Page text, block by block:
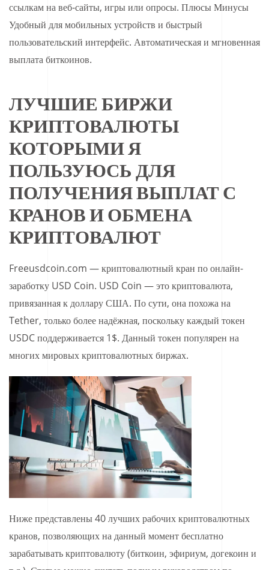
ссылкам на веб-сайты, игры или опросы. Плюсы Минусы
Удобный для мобильных устройств и быстрый
пользовательский интерфейс. Автоматическая и мгновенная
выплата биткоинов.
ЛУЧШИЕ БИРЖИ
КРИПТОВАЛЮТЫ
КОТОРЫМИ Я
ПОЛЬЗУЮСЬ ДЛЯ
ПОЛУЧЕНИЯ ВЫПЛАТ С
КРАНОВ И ОБМЕНА
КРИПТОВАЛЮТ​
Freeusdcoin.com — криптовалютный кран по онлайн-
заработку USD Coin. USD Coin — это криптовалюта,
привязанная к доллару США. По сути, она похожа на
Tether, только более надёжная, поскольку каждый токен
USDC поддерживается 1$. Данный токен популярен на
многих мировых криптовалютных биржах.
Ниже представлены 40 лучших рабочих криптовалютных
кранов, позволяющих на данный момент бесплатно
зарабатывать криптовалюту (биткоин, эфириум, догекоин и